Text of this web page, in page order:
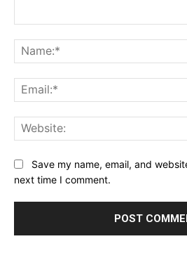
Save my name, email, and
next time I comment.